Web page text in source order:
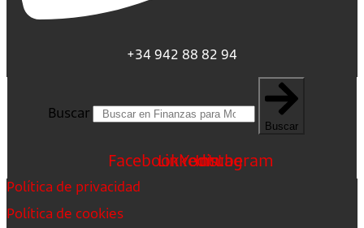
+34 942 88 82 94
Buscar
Buscar
FacebookLinkedin
Youtube
Instagram
Política de privacidad
Política de cookies